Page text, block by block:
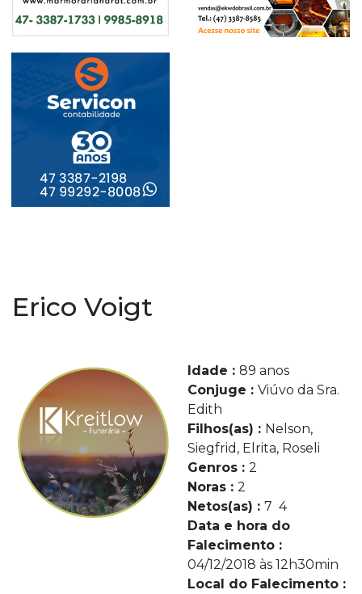
Erico Voigt
Idade : 89 anos
Conjuge : Viúvo da Sra.
Edith
Filhos(as) : Nelson,
Siegfrid, Elrita, Roseli
Genros : 2
Noras : 2
Netos(as) : 7 4
Data e hora do
Falecimento :
04/12/2018 às 12h30min
Local do Falecimento :